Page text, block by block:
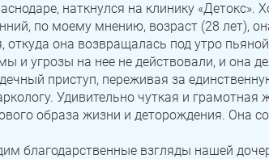
наткнулся на клинику «Детокс».
по моему мнению, возраст (28 лет),
она возвращалась под утро
и угрозы на нее не действовали, и она
приступ, переживая за
Удивительно чуткая и
образа жизни и деторождения. Она
благодарственные взгляды нашей